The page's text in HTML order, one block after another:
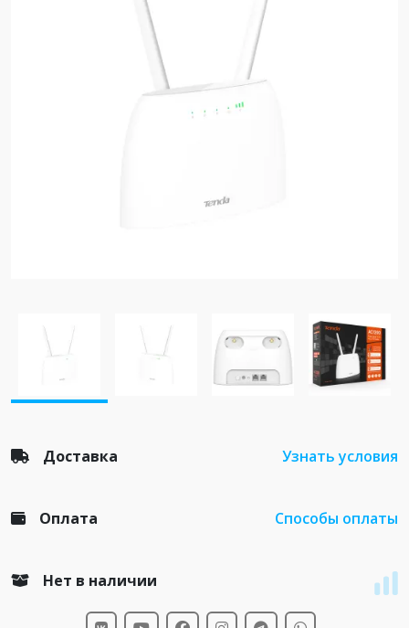
Доставка Узнать условия
Оплата Способы оплаты
Нет в наличии